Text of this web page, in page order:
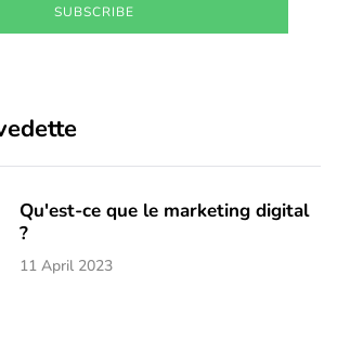
SUBSCRIBE
Qu'est-ce que le marketing digital
?
11 April 2023